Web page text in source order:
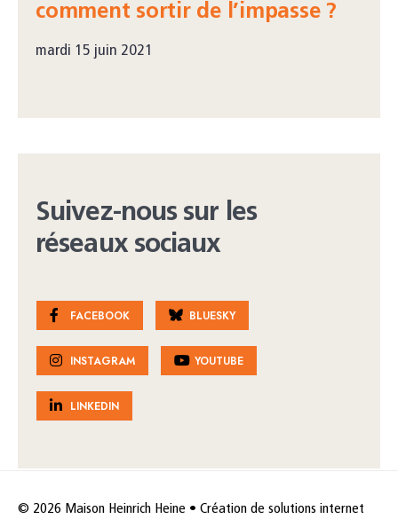
comment sortir de l’impasse ?
mardi 15 juin 2021
Suivez-nous sur les
réseaux sociaux
FACEBOOK BLUESKY
INSTAGRAM YOUTUBE
LINKEDIN
© 2026 Maison Heinrich Heine • Création de solutions internet